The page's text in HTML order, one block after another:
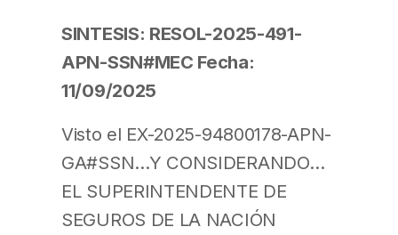
SINTESIS: RESOL-2025-491-
APN-SSN#MEC Fecha:
11/09/2025
Visto el EX-2025-94800178-APN-
GA#SSN…Y CONSIDERANDO…
EL SUPERINTENDENTE DE
SEGUROS DE LA NACIÓN